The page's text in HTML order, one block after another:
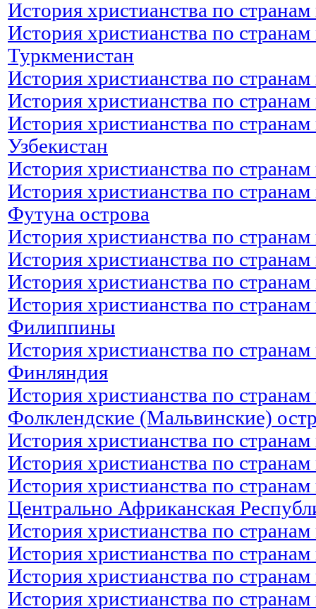
История христианства по
История христианства по
Туркменистан
История христианства по
История христианства по
История христианства по
Узбекистан
История христианства по
История христианства по
Футуна острова
История христианства по
История христианства по
История христианства по
История христианства по
Филиппины
История христианства по
Финляндия
История христианства по
Фолклендские (Мальвинские)
История христианства по
История христианства по
История христианства по
Центрально Африканская
История христианства по
История христианства по
История христианства по
История христианства по